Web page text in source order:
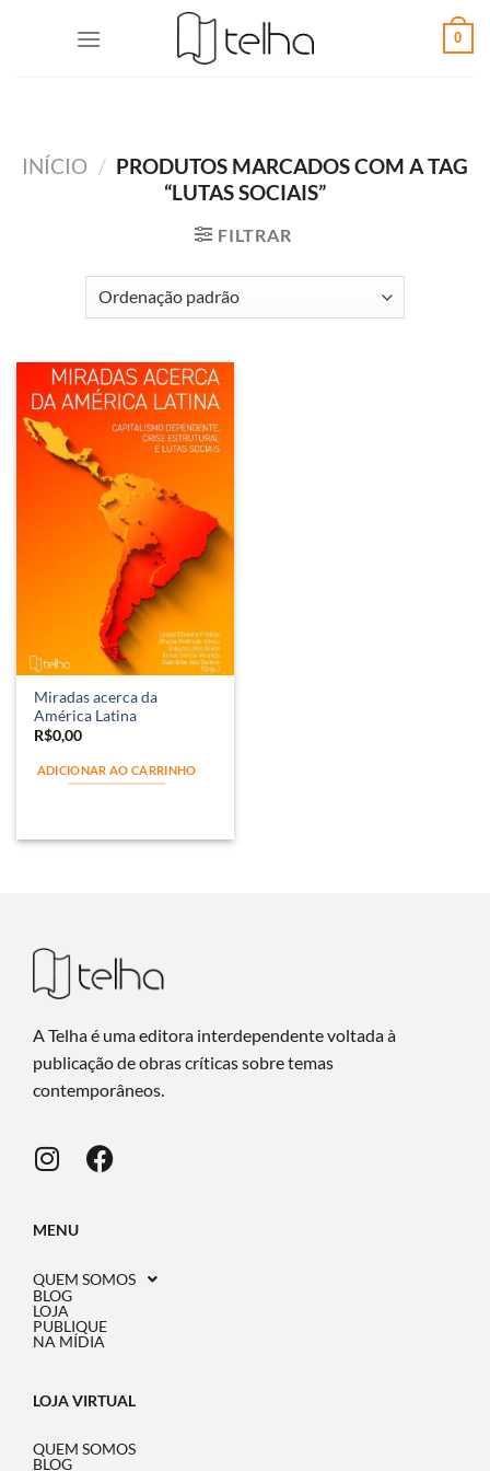
0
INÍCIO / PRODUTOS MARCADOS COM A TAG
“LUTAS SOCIAIS”
FILTRAR
Miradas acerca da
América Latina
R$0,00
ADICIONAR AO CARRINHO
A Telha é uma editora interdependente voltada à
publicação de obras críticas sobre temas
contemporâneos.
MENU
QUEM SOMOS
BLOG
LOJA
PUBLIQUE
NA MÍDIA
LOJA VIRTUAL
QUEM SOMOS
BLOG